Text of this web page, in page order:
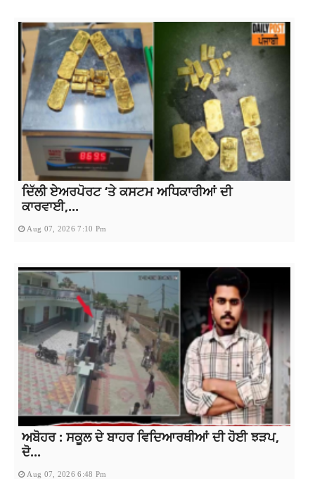
ਦਿੱਲੀ ਏਅਰਪੋਰਟ ‘ਤੇ ਕਸਟਮ ਅਧਿਕਾਰੀਆਂ ਦੀ
ਕਾਰਵਾਈ,...
Aug 07, 2026 7:10 Pm
ਅਬੋਹਰ : ਸਕੂਲ ਦੇ ਬਾਹਰ ਵਿਦਿਆਰਥੀਆਂ ਦੀ ਹੋਈ ਝੜਪ,
ਦੋ...
Aug 07, 2026 6:48 Pm